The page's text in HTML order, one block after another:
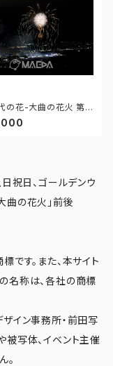
の花-大曲の花火 第9
火競技大会 - 1766
祝日、ゴールデンウ
曲の花火」前後
です。また、本サイト
名称は、各社の商標
イン事務所・前田写
写体、イベント主催
。